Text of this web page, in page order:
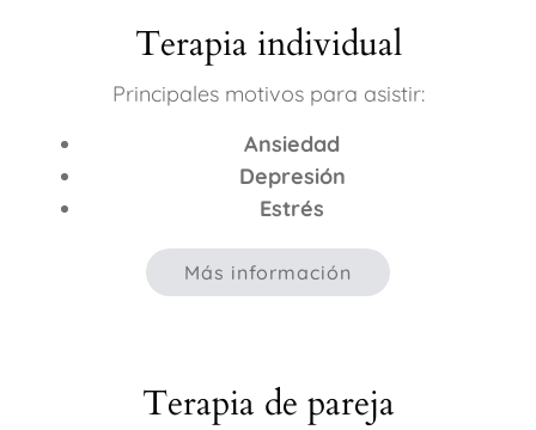
Terapia individual
Principales motivos para asistir:
Ansiedad
Depresión
Estrés
Más información
Terapia de pareja